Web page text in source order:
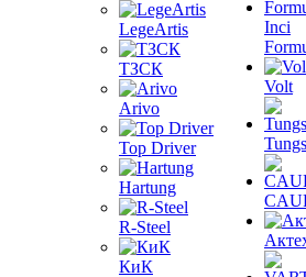
LegeArtis
ТЗСК
Arivo
Top Driver
Hartung
R-Steel
КиК
Inci
Volt